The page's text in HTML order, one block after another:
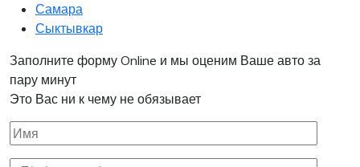
Самара
Сыктывкар
Заполните форму Online и мы оценим Ваше авто за
пару минут
Это Вас ни к чему не обязывает